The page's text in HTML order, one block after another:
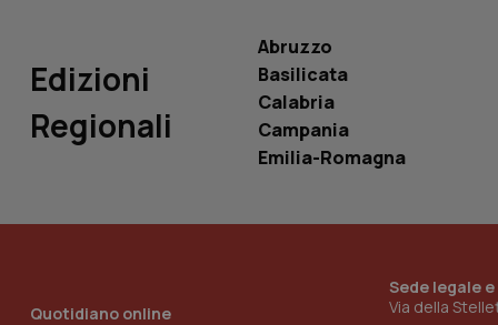
Edizioni
Regionali
Abruzzo
Basilicata
Calabria
Campania
Emilia-Romagna
Quotidiano online
Sede legale
Via della